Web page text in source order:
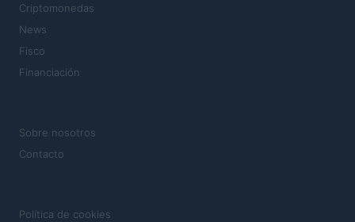
Criptomonedas
News
Fisco
Financiación
Sobre nosotros
Contacto
Política de cookies